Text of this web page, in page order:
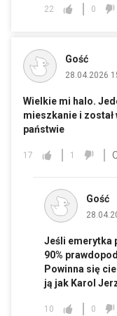
22 0
Gość
28.04.2026
Wielkie mi halo.
mieszkanie i
państwie
17 1
Gość
Jeśli emerytka
90%
Powinna się
ją jak Karol
10 0